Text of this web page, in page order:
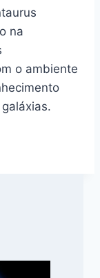
na
o ambiente